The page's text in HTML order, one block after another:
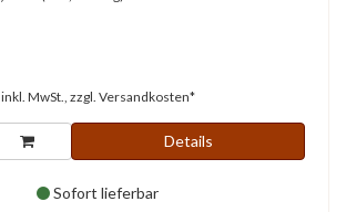
inkl. MwSt., zzgl. Versandkosten*
Details
Sofort lieferbar